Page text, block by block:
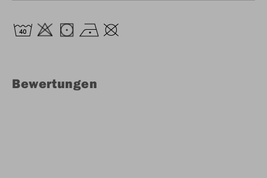
Bewertungen